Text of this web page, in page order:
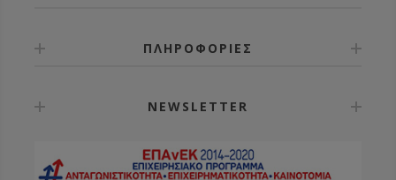
ΠΛΗΡΟΦΟΡΙΕΣ
NEWSLETTER